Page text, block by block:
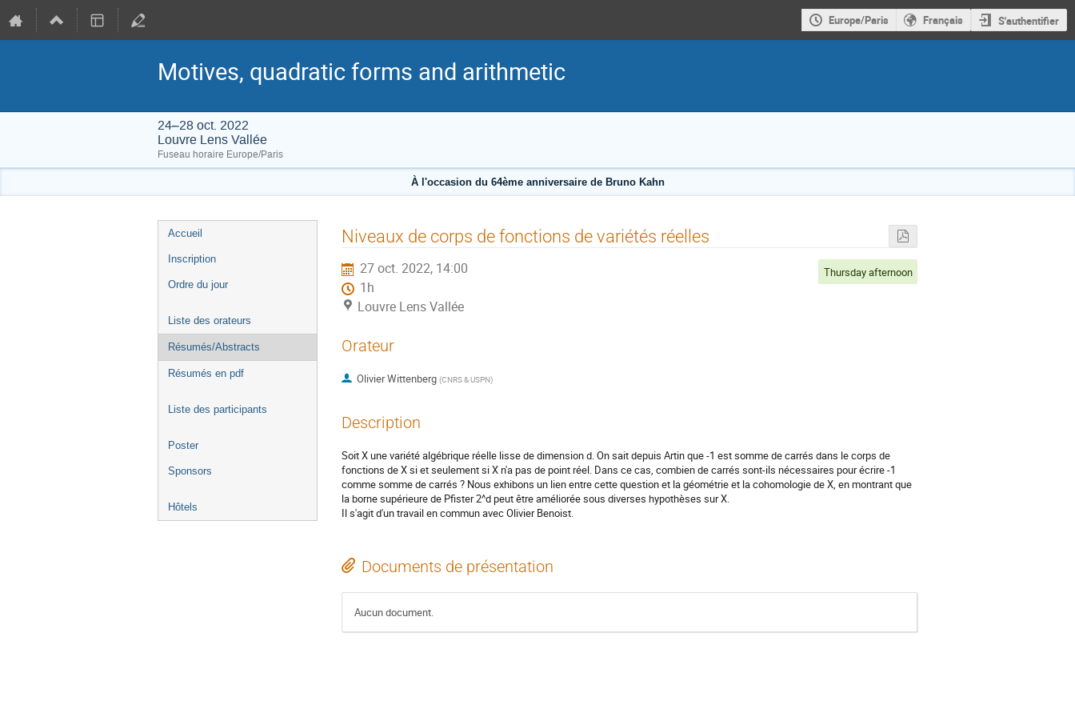
Europe/Paris Français S'authentifier
Motives, quadratic forms and arithmetic
24–28 oct. 2022
Louvre Lens Vallée
Fuseau horaire Europe/Paris
À l'occasion du 64ème anniversaire de Bruno Kahn
Menu
de
Accueil
Inscription
Ordre du jour
Liste des orateurs
Résumés/Abstracts
Résumés en pdf
Liste des participants
Poster
Sponsors
Hôtels
Niveaux de corps de fonctions de variétés réelles
27 oct. 2022, 14:00
1h
Louvre Lens Vallée
Thursday afternoon
Orateur
Olivier Wittenberg (CNRS & USPN)
Description
Soit X une variété algébrique réelle lisse de dimension d. On sait depuis Artin que -1 est somme de carrés dans le corps de
fonctions de X si et seulement si X n'a pas de point réel. Dans ce cas, combien de carrés sont-ils nécessaires pour écrire -1
comme somme de carrés ? Nous exhibons un lien entre cette question et la géométrie et la cohomologie de X, en montrant que
la borne supérieure de Pfister 2^d peut être améliorée sous diverses hypothèses sur X.
Il s'agit d'un travail en commun avec Olivier Benoist.
Documents de présentation
Aucun document.